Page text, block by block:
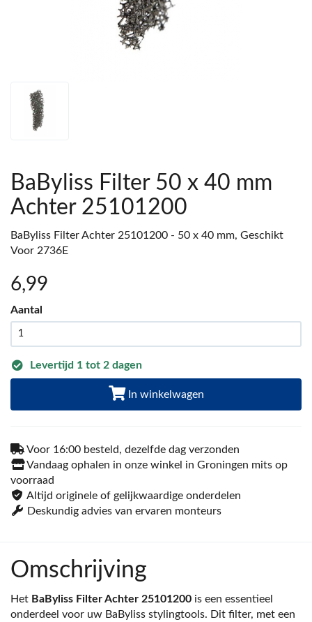
BaByliss Filter 50 x 40 mm
Achter 25101200
BaByliss Filter Achter 25101200 - 50 x 40 mm, Geschikt
Voor 2736E
6,99
Aantal
Levertijd 1 tot 2 dagen
In winkelwagen
Voor 16:00 besteld, dezelfde dag verzonden
Vandaag ophalen in onze winkel in Groningen mits op
voorraad
Altijd originele of gelijkwaardige onderdelen
Deskundig advies van ervaren monteurs
Omschrijving
Het BaByliss Filter Achter 25101200 is een essentieel
onderdeel voor uw BaByliss stylingtools. Dit filter, met een